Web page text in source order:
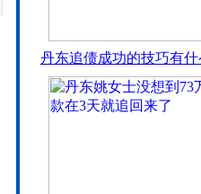
丹东追债成功的技巧有什